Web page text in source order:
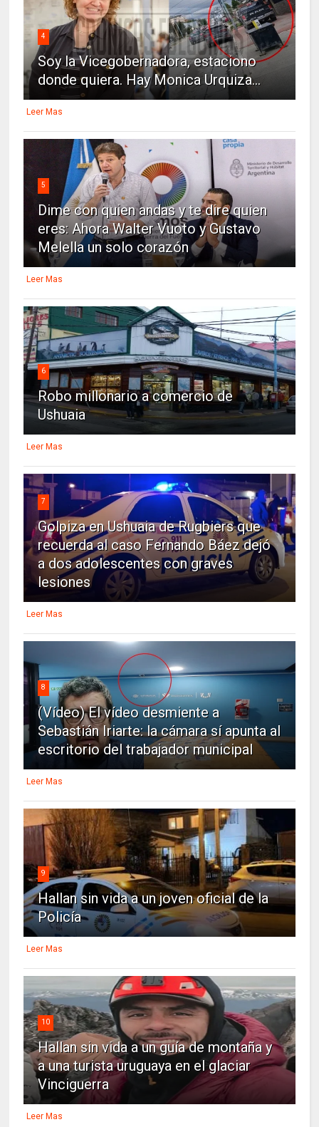
4
Soy la Vicegobernadora, estaciono
donde quiera. Hay Monica Urquiza...
Leer Mas
5
Dime con quien andas y te dire quien
eres: Ahora Walter Vuoto y Gustavo
Melella un solo corazón
Leer Mas
6
Robo millonario a comercio de
Ushuaia
Leer Mas
7
Golpiza en Ushuaia de Rugbiers que
recuerda al caso Fernando Báez dejó
a dos adolescentes con graves
lesiones
Leer Mas
8
(Vídeo) El vídeo desmiente a
Sebastián Iriarte: la cámara sí apunta al
escritorio del trabajador municipal
Leer Mas
9
Hallan sin vida a un joven oficial de la
Policía
Leer Mas
10
Hallan sin vida a un guía de montaña y
a una turista uruguaya en el glaciar
Vinciguerra
Leer Mas